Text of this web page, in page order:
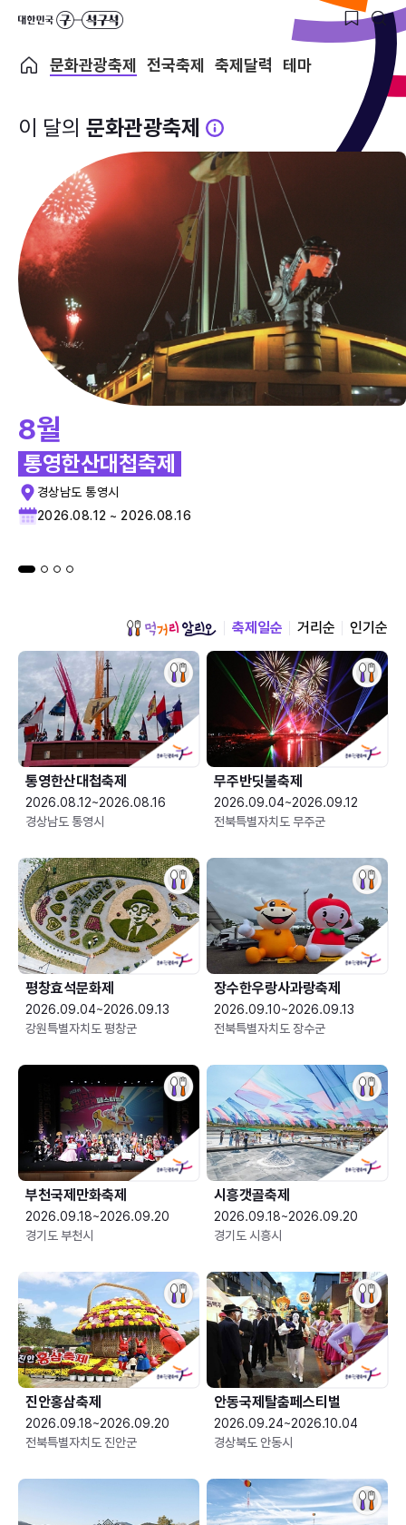
문화관광축제 전국축제 축제달력 테마
이 달의 문화관광축제
8월
통영한산대첩축제
경상남도 통영시
2026.08.12 ~ 2026.08.16
축제일순 거리순 인기순
통영한산대첩축제
2026.08.12~2026.08.16
경상남도 통영시
무주반딧불축제
2026.09.04~2026.09.12
전북특별자치도 무주군
평창효석문화제
2026.09.04~2026.09.13
강원특별자치도 평창군
장수한우랑사과랑축제
2026.09.10~2026.09.13
전북특별자치도 장수군
부천국제만화축제
2026.09.18~2026.09.20
경기도 부천시
시흥갯골축제
2026.09.18~2026.09.20
경기도 시흥시
진안홍삼축제
2026.09.18~2026.09.20
전북특별자치도 진안군
안동국제탈춤페스티벌
2026.09.24~2026.10.04
경상북도 안동시